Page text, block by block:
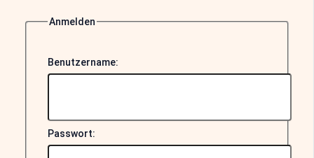
Anmelden
Benutzername:
Passwort: